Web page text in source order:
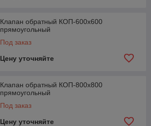
Клапан обратный КОП-600х600
прямоугольный
Под заказ
Цену уточняйте
Клапан обратный КОП-800х800
прямоугольный
Под заказ
Цену уточняйте